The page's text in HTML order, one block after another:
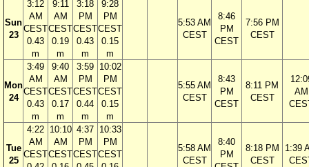
Sun
23
3:12
AM
CEST
0.43
m
9:11
AM
CEST
0.19
m
3:18
PM
CEST
0.43
m
9:28
PM
CEST
0.15
m
5:53 AM
CEST
8:46
PM
CEST
7:56 PM
CEST
Mon
24
3:49
AM
CEST
0.43
m
9:40
AM
CEST
0.17
m
3:59
PM
CEST
0.44
m
10:02
PM
CEST
0.15
m
5:55 AM
CEST
8:43
PM
CEST
8:11 PM
CEST
AM
Tue
25
4:22
AM
CEST
10:10
AM
CEST
4:37
PM
CEST
10:33
PM
CEST
5:58 AM
CEST
8:40
PM
8:18 PM
CEST
1:39